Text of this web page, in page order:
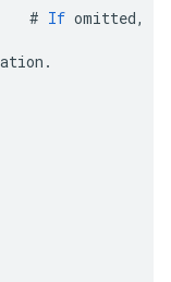
# If omitted,
.